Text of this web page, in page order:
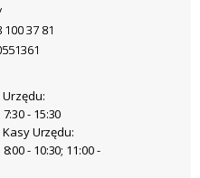
100 37 81
7:30 - 15:30
Urzędu:
8:00 - 10:30; 11:00 -